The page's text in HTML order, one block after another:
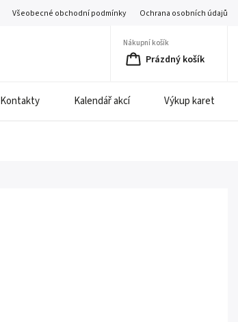
Všeobecné obchodní podmínky Ochrana osobních údajů
Nákupní košík
Prázdný košík
Kontakty Kalendář akcí Výkup karet